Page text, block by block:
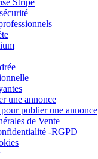
une annonce
publier une annonce
de Vente
-RGPD